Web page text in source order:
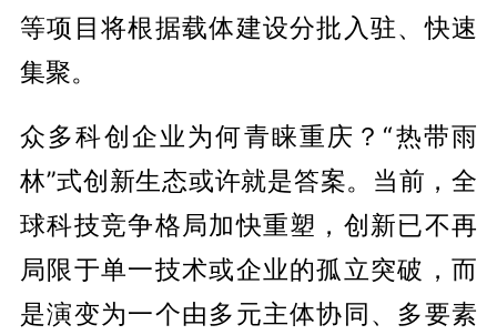
等项目将根据载体建设分批入驻、快速
集聚。
众多科创企业为何青睐重庆？“热带雨
林”式创新生态或许就是答案。当前，全
球科技竞争格局加快重塑，创新已不再
局限于单一技术或企业的孤立突破，而
是演变为一个由多元主体协同、多要素